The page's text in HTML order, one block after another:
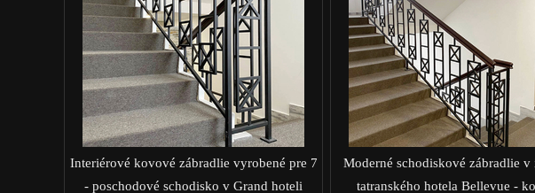
Interiérové kovové zábradlie vyrobené pre 7
- poschodové schodisko v Grand hoteli
Moderné schodiskové zábradlie v
tatranského hotela Bellevue -